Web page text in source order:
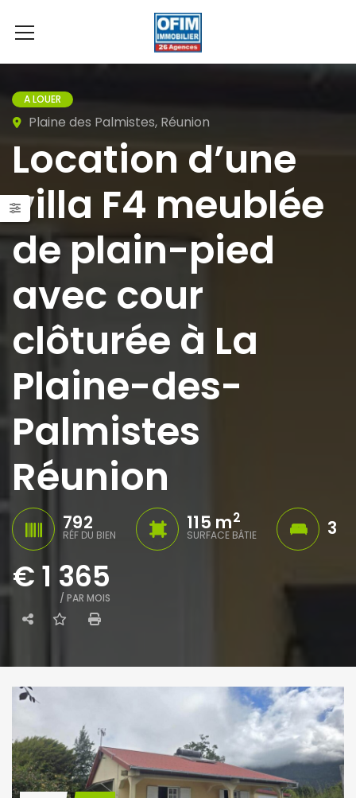
A LOUER
Plaine des Palmistes, Réunion
Location d’une
villa F4 meublée
de plain-pied
avec cour
clôturée à La
Plaine-des-
Palmistes
Réunion
792
RÉF DU BIEN
115 m2
SURFACE BÂTIE 3
€ 1 365
/ PAR MOIS